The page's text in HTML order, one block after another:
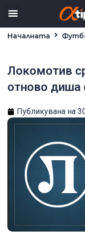
Началната
Локомотив
отново диша
Публикувана на